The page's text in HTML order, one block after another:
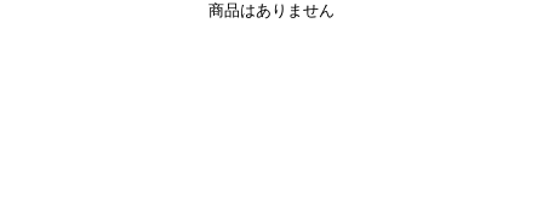
商品はありません